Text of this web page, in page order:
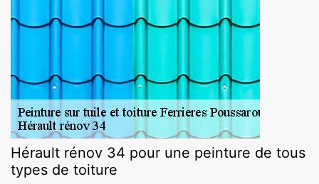
Hérault rénov 34 pour une peinture de tous
types de toiture